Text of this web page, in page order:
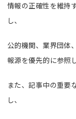
情報の正確性を維持
し、
公的機関、業界団体
報源を優先的に参照
また、記事中の重要
し、